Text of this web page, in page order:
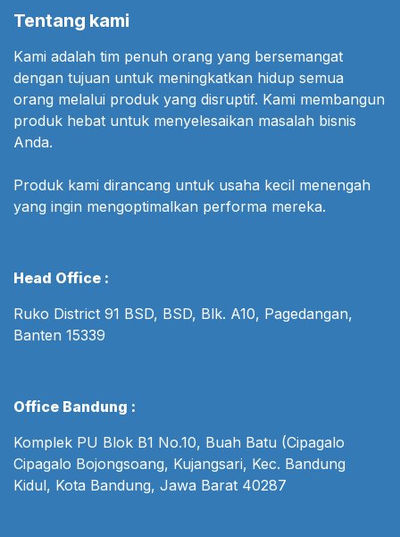
Tentang kami
Kami adalah tim penuh orang yang bersemangat
dengan tujuan untuk meningkatkan hidup semua
orang melalui produk yang disruptif. Kami membangun
produk hebat untuk menyelesaikan masalah bisnis
Anda.
Produk kami dirancang untuk usaha kecil menengah
yang ingin mengoptimalkan performa mereka.
Head Office :
Ruko District 91 BSD, BSD, Blk. A10, Pagedangan,
Banten 15339
Office Bandung :
Komplek PU Blok B1 No.10, Buah Batu (Cipagalo
Cipagalo Bojongsoang, Kujangsari, Kec. Bandung
Kidul, Kota Bandung, Jawa Barat 40287